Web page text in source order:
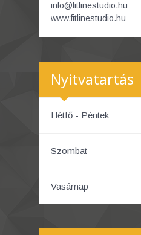
info@fitlinestudio.hu
www.fitlinestudio.hu
Nyitvatartás
Hétfő - Péntek
Szombat
Vasárnap